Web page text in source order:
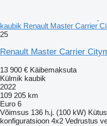
kaubik Renault Master Carrier
25
Renault Master Carrier
13 900 € Käibemaksuta
Külmik kaubik
2022
109 205 km
Euro 6
Võimsus 136 h.j. (100 kW) Kütus
konfiguratsioon 4x2 Vedrustus